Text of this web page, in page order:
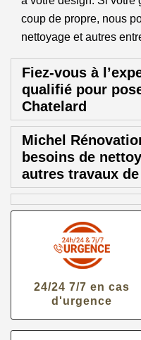
coup de propre, nous
nettoyage et autres
Fiez-vous à
qualifié pour
Chatelard
Michel
besoins de
autres travaux
24/24 7/7 en cas
d'urgence